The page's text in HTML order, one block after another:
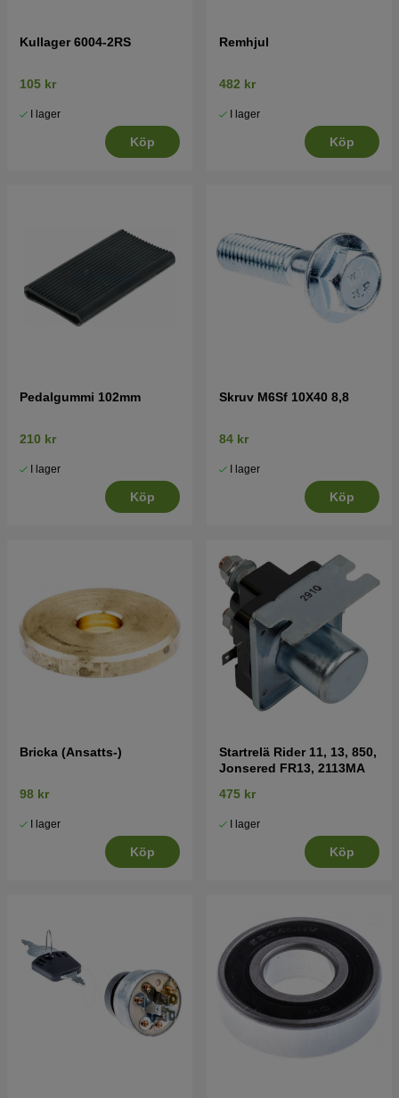
Kullager 6004-2RS
105 kr
I lager
Köp
Remhjul
482 kr
I lager
Köp
Pedalgummi 102mm
210 kr
I lager
Köp
Skruv M6Sf 10X40 8,8
84 kr
I lager
Köp
Bricka (Ansatts-)
98 kr
I lager
Köp
Startrelä Rider 11, 13, 850,
Jonsered FR13, 2113MA
475 kr
I lager
Köp